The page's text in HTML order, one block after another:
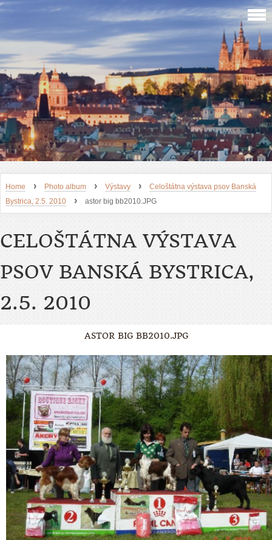
Home › Photo album › Výstavy ›
Celoštátna výstava psov Banská
Bystrica, 2.5. 2010
› astor big bb2010.JPG
CELOŠTÁTNA VÝSTAVA
PSOV BANSKÁ BYSTRICA,
2.5. 2010
ASTOR BIG BB2010.JPG